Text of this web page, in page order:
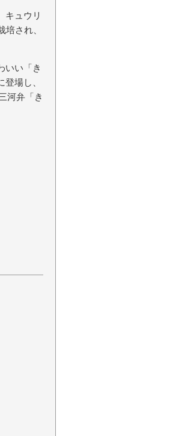
キュウリ
され、
いい「き
場し、
河弁「き